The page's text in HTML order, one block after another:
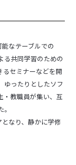
なテーブルでの
る共同学習のための
るセミナーなどを開
ゆったりとしたソフ
・教職員が集い、互
なり、静かに学修